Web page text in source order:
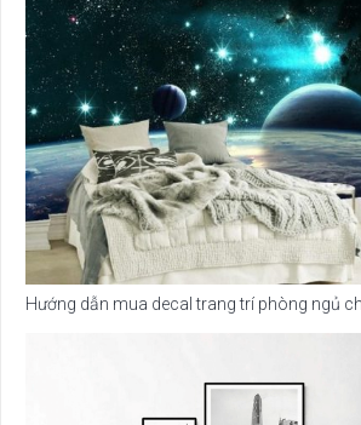
Hướng dẫn mua decal trang trí phòng ngủ